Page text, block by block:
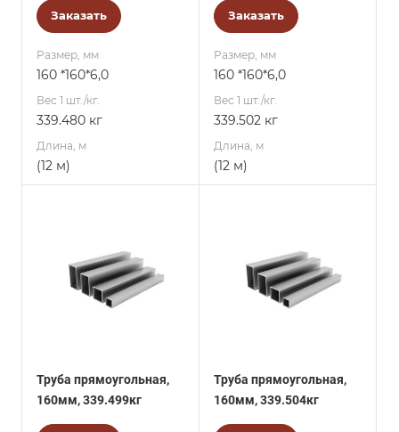
Заказать
Размер, мм
160 *160*6,0
Вес 1 шт./кг.
339.480 кг
Длина, м
(12 м)
Заказать
Размер, мм
160 *160*6,0
Вес 1 шт./кг.
339.502 кг
Длина, м
(12 м)
Труба прямоугольная,
160мм, 339.499кг
Труба прямоугольная,
160мм, 339.504кг